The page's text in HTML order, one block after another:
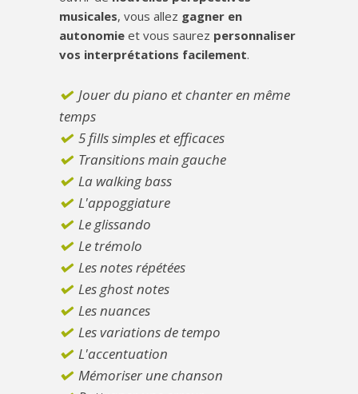
musicales, vous allez gagner en
autonomie et vous saurez personnaliser
vos interprétations facilement.
Jouer du piano et chanter en même
temps
5 fills simples et efficaces
Transitions main gauche
La walking bass
L'appoggiature
Le glissando
Le trémolo
Les notes répétées
Les ghost notes
Les nuances
Les variations de tempo
L'accentuation
Mémoriser une chanson